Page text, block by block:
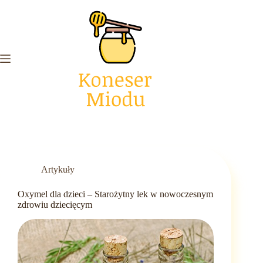
Artykuły
Oxymel dla dzieci – Starożytny lek w nowoczesnym
zdrowiu dziecięcym